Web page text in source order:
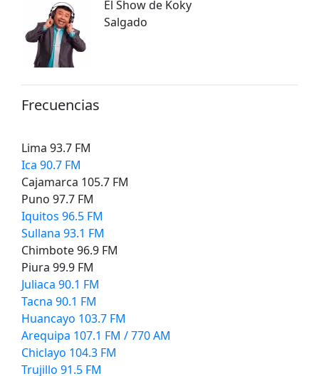
El Show de Koky
Salgado
Frecuencias
Lima 93.7 FM
Ica 90.7 FM
Cajamarca 105.7 FM
Puno 97.7 FM
Iquitos 96.5 FM
Sullana 93.1 FM
Chimbote 96.9 FM
Piura 99.9 FM
Juliaca 90.1 FM
Tacna 90.1 FM
Huancayo 103.7 FM
Arequipa 107.1 FM / 770 AM
Chiclayo 104.3 FM
Trujillo 91.5 FM